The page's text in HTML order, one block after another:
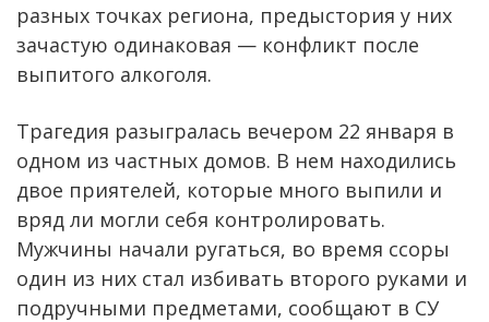
разных точках региона, предыстория у них
зачастую одинаковая — конфликт после
выпитого алкоголя.
Трагедия разыгралась вечером 22 января в
одном из частных домов. В нем находились
двое приятелей, которые много выпили и
вряд ли могли себя контролировать.
Мужчины начали ругаться, во время ссоры
один из них стал избивать второго руками и
подручными предметами, сообщают в СУ